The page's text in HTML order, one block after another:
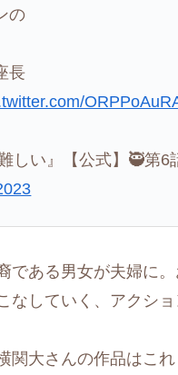
の
長
しい』【公式】🥷第6
である男女が夫婦に
していく、アクショ
関大さんの作品はこれ